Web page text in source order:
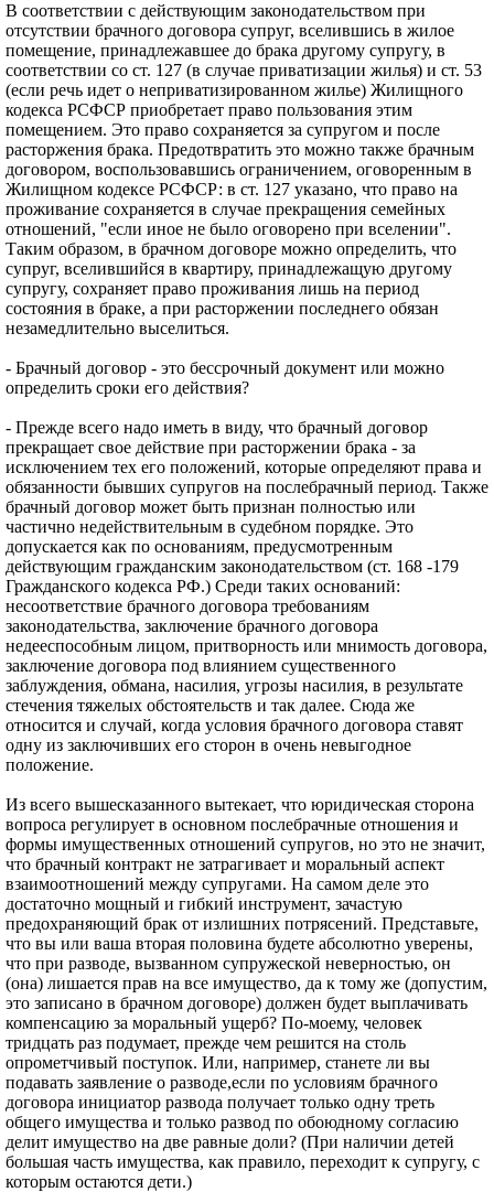
В соответствии с действующим законодательством при
отсутствии брачного договора супруг, вселившись в жилое
помещение, принадлежавшее до брака другому супругу, в
соответствии со ст. 127 (в случае приватизации жилья) и ст. 53
(если речь идет о неприватизированном жилье) Жилищного
кодекса РСФСР приобретает право пользования этим
помещением. Это право сохраняется за супругом и после
расторжения брака. Предотвратить это можно также брачным
договором, воспользовавшись ограничением, оговоренным в
Жилищном кодексе РСФСР: в ст. 127 указано, что право на
проживание сохраняется в случае прекращения семейных
отношений, "если иное не было оговорено при вселении".
Таким образом, в брачном договоре можно определить, что
супруг, вселившийся в квартиру, принадлежащую другому
супругу, сохраняет право проживания лишь на период
состояния в браке, а при расторжении последнего обязан
незамедлительно выселиться.
- Брачный договор - это бессрочный документ или можно
определить сроки его действия?
- Прежде всего надо иметь в виду, что брачный договор
прекращает свое действие при расторжении брака - за
исключением тех его положений, которые определяют права и
обязанности бывших супругов на послебрачный период. Также
брачный договор может быть признан полностью или
частично недействительным в судебном порядке. Это
допускается как по основаниям, предусмотренным
действующим гражданским законодательством (ст. 168 -179
Гражданского кодекса РФ.) Среди таких оснований:
несоответствие брачного договора требованиям
законодательства, заключение брачного договора
недееспособным лицом, притворность или мнимость договора,
заключение договора под влиянием существенного
заблуждения, обмана, насилия, угрозы насилия, в результате
стечения тяжелых обстоятельств и так далее. Сюда же
относится и случай, когда условия брачного договора ставят
одну из заключивших его сторон в очень невыгодное
положение.
Из всего вышесказанного вытекает, что юридическая сторона
вопроса регулирует в основном послебрачные отношения и
формы имущественных отношений супругов, но это не значит,
что брачный контракт не затрагивает и моральный аспект
взаимоотношений между супругами. На самом деле это
достаточно мощный и гибкий инструмент, зачастую
предохраняющий брак от излишних потрясений. Представьте,
что вы или ваша вторая половина будете абсолютно уверены,
что при разводе, вызванном супружеской неверностью, он
(она) лишается прав на все имущество, да к тому же (допустим,
это записано в брачном договоре) должен будет выплачивать
компенсацию за моральный ущерб? По-моему, человек
тридцать раз подумает, прежде чем решится на столь
опрометчивый поступок. Или, например, станете ли вы
подавать заявление о разводе,если по условиям брачного
договора инициатор развода получает только одну треть
общего имущества и только развод по обоюдному согласию
делит имущество на две равные доли? (При наличии детей
большая часть имущества, как правило, переходит к супругу, с
которым остаются дети.)